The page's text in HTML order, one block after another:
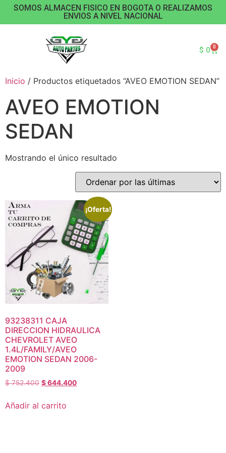
SOMOS ALMACEN FISICO EN BOGOTA O REALIZAMOS
ENVIOS A NIVEL NACIONAL
$ 0 0
Inicio / Productos etiquetados “AVEO EMOTION SEDAN”
AVEO EMOTION
SEDAN
Mostrando el único resultado
¡Oferta!
93238311 CAJA
DIRECCION HIDRAULICA
CHEVROLET AVEO
1.4L/FAMILY/AVEO
EMOTION SEDAN 2006-
2009
$752.400 $644.400
Añadir al carrito